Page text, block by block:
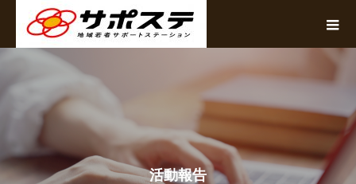
活動報告